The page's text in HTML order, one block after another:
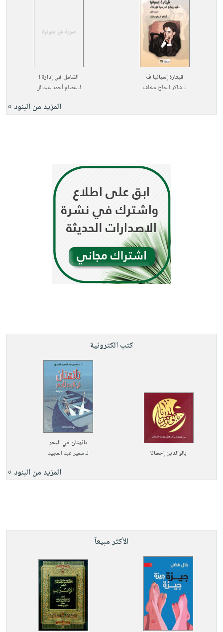
قيثارة إسبانيا ف
لـشاكر الحاج مخلف
الشامل في إدارة ا
لـعصام أحمد عبدالل
المزيد من البنود »
كتب الكترونية
بالوالدين إحسانا
تائهتان في البحر
لـسمير عبد المجيد
المزيد من البنود »
الأكثر مبيعاً